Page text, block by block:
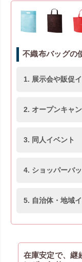
不織布バッグの
1. 展示会や販促
2. オープンキャ
3. 同人イベント
4. ショッパーバ
5. 自治体・地域
在庫安定で、継